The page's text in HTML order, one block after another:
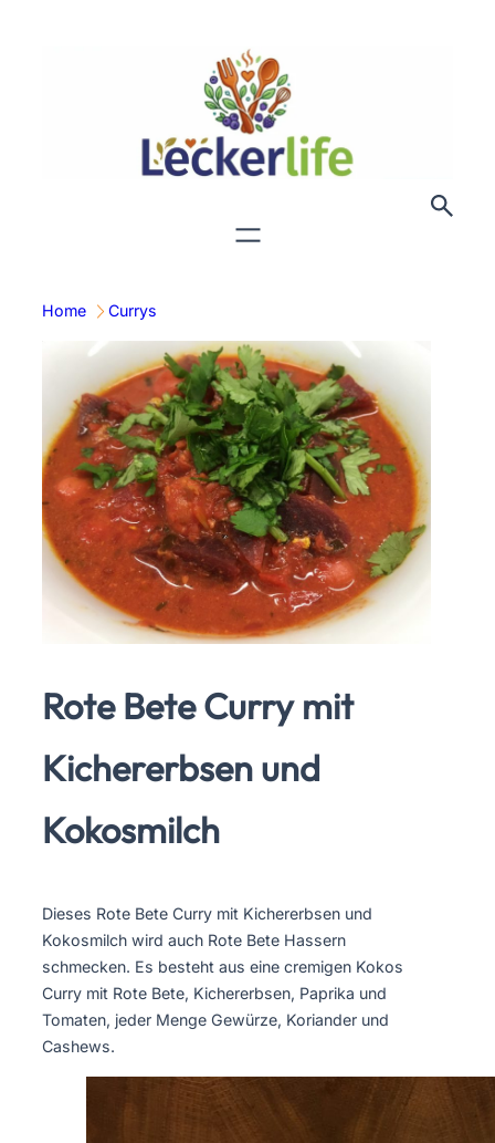
Home Currys
Rote Bete Curry mit
Kichererbsen und
Kokosmilch
Dieses Rote Bete Curry mit Kichererbsen und
Kokosmilch wird auch Rote Bete Hassern
schmecken. Es besteht aus eine cremigen Kokos
Curry mit Rote Bete, Kichererbsen, Paprika und
Tomaten, jeder Menge Gewürze, Koriander und
Cashews.